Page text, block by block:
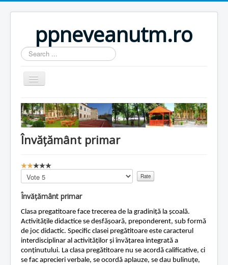
ppneveanutm.ro
Search
...
Home
Resurse
Publicatii
Galerie foto
Anunturi
Contact
Lectii e-learning
Învățământ primar
U
s
e
r
R
a
t
i
n
g
:
Please
Rate
Învățământ primar
Clasa pregatitoare face trecerea de la gradiniță la școală.
Activitățile didactice se desfășoară, preponderent, sub formă
de joc didactic. Specific clasei pregătitoare este caracterul
interdisciplinar al activităților și învățarea integrată a
conținutului. La clasa pregătitoare nu se acordă calificative, ci
se fac aprecieri verbale, se ocordă aplauze, se dau bulinuțe,